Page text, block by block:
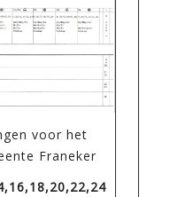
voor het
Franeker